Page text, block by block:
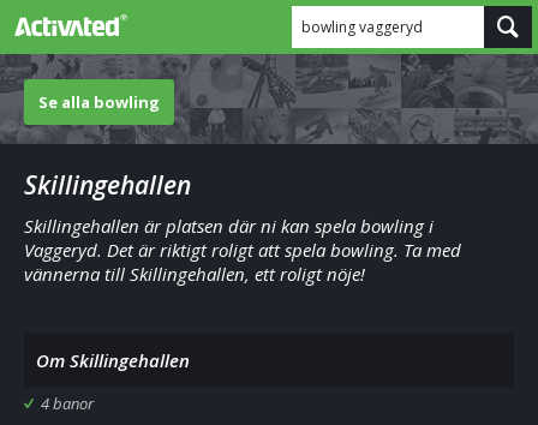
bowling vaggeryd
Se alla bowling
Skillingehallen
Skillingehallen är platsen där ni kan spela bowling i
Vaggeryd. Det är riktigt roligt att spela bowling. Ta med
vännerna till Skillingehallen, ett roligt nöje!
Om Skillingehallen
4 banor